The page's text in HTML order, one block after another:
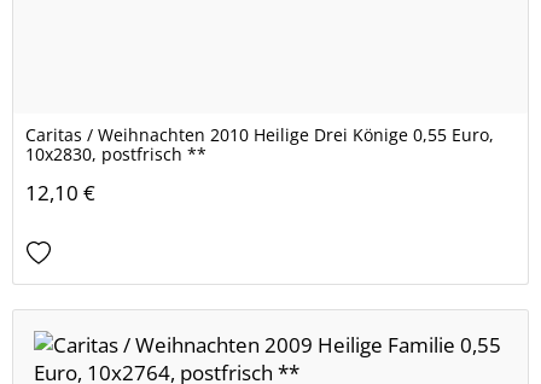
Caritas / Weihnachten 2010 Heilige Drei Könige 0,55 Euro,
10x2830, postfrisch **
12,10 €